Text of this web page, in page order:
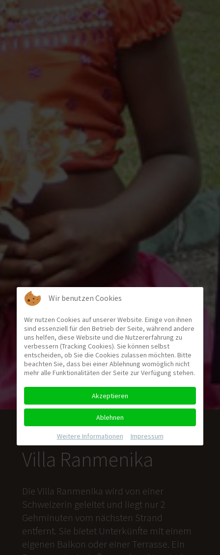
Villa Ranmenika
Die Villa Ranmenika wird von einer
Schweizerin geleitet und liegt nur 2
Gehminuten vom nächsten Strand
entfernt. Sie bietet Unterkünfte mit einem
eigenen Balkon oder einer Terrasse. Ein
Wir benutzen Cookies
Wir nutzen Cookies auf unserer Website. Einige von ihnen
sind essenziell für den Betrieb der Seite, während andere
uns helfen, diese Website und die Nutzererfahrung zu
verbessern (Tracking Cookies). Sie können selbst
entscheiden, ob Sie die Cookies zulassen möchten. Bitte
beachten Sie, dass bei einer Ablehnung womöglich nicht
mehr alle Funktionalitäten der Seite zur Verfügung stehen.
Akzeptieren
Ablehnen
Weitere Informationen Impressum